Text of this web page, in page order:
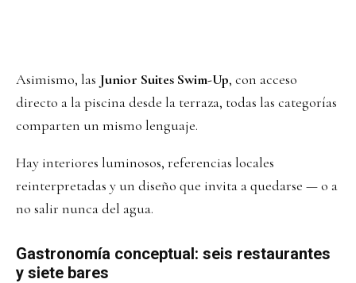
Asimismo, las Junior Suites Swim-Up, con acceso
directo a la piscina desde la terraza, todas las categorías
comparten un mismo lenguaje.
Hay interiores luminosos, referencias locales
reinterpretadas y un diseño que invita a quedarse — o a
no salir nunca del agua.
Gastronomía conceptual: seis restaurantes
y siete bares